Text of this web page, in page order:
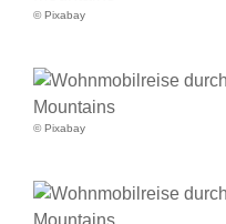
© Pixabay
© Pixabay